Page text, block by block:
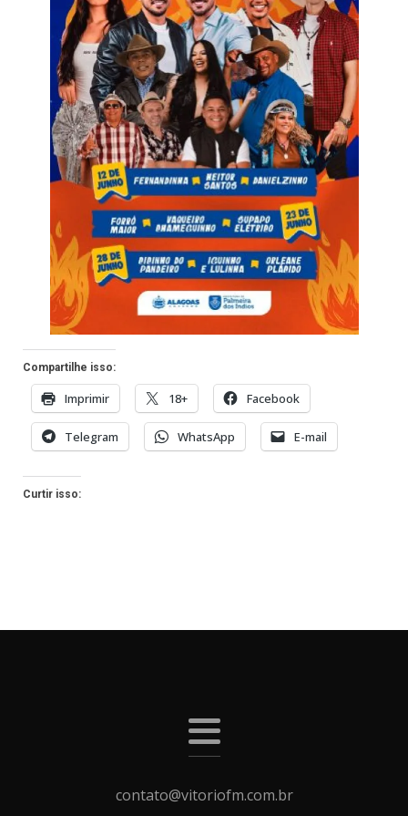
Compartilhe isso:
Imprimir 18+ Facebook
Telegram WhatsApp E-mail
Curtir isso:
contato@vitoriofm.com.br